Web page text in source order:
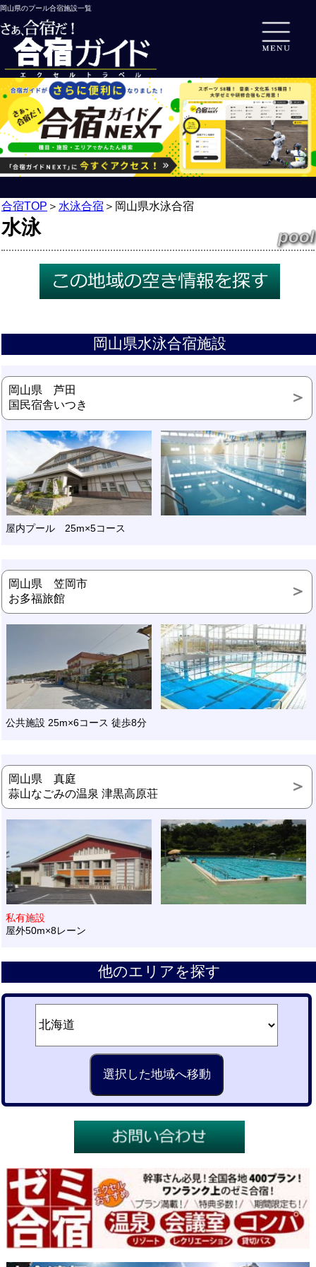
岡山県のプール合宿施設一覧
合宿TOP ＞ 水泳合宿 ＞ 岡山県水泳合宿
水泳 pool
岡山県水泳合宿施設
岡山県 芦田
国民宿舎いつき
屋内プール 25m×5コース
岡山県 笠岡市
お多福旅館
公共施設 25m×6コース 徒歩8分
岡山県 真庭
蒜山なごみの温泉 津黒高原荘
私有施設
屋外50m×8レーン
他のエリアを探す